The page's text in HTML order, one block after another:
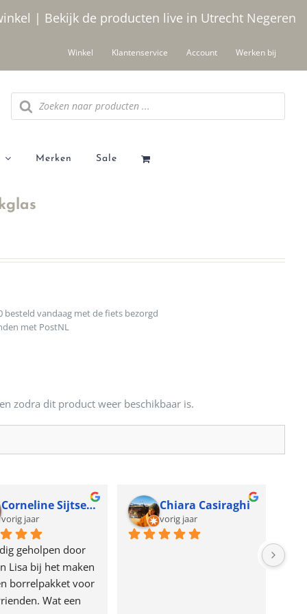
| Bekijk de producten live in Utrecht Negeren
Winkel Klantenservice Account Werken bij
Producten
zoeken
Merken Sale
besteld vandaag met de fiets bezorgd
met PostNL
zodra dit product weer beschikbaar is.
Corneline Sijtsema
vorig jaar
geholpen door
Lisa bij het maken
borrelpakket voor
Wat een
Chiara Casiraghi
vorig jaar